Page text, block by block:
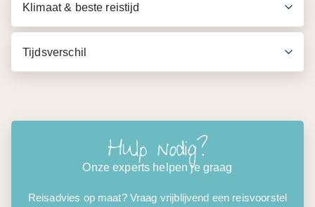
Klimaat & beste reistijd
Tijdsverschil
Hulp nodig?
Onze experts helpen je graag
Reisadvies op maat? Vraag vrijblijvend een reisvoorstel